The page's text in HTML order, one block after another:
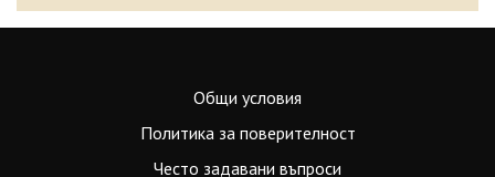
Общи условия
Политика за поверителност
Често задавани въпроси